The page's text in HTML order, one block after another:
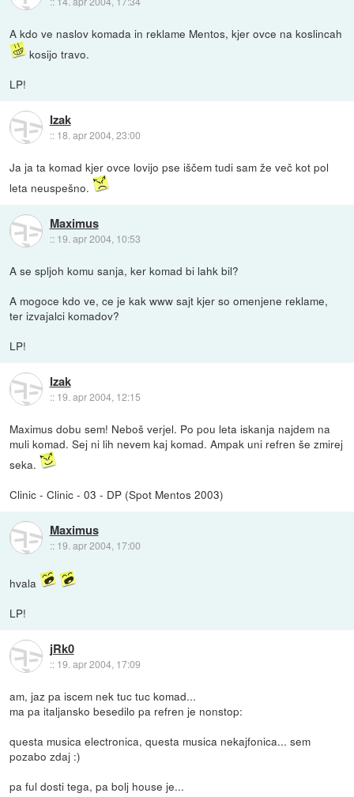
A kdo ve naslov komada in reklame Mentos, kjer ovce na koslincah
kosijo travo.
LP!
Izak
:: 18. apr 2004, 23:00
Ja ja ta komad kjer ovce lovijo pse iščem tudi sam že več kot pol
leta neuspešno.
Maximus
:: 19. apr 2004, 10:53
A se spljoh komu sanja, ker komad bi lahk bil?
A mogoce kdo ve, ce je kak www sajt kjer so omenjene reklame,
ter izvajalci komadov?
LP!
Izak
:: 19. apr 2004, 12:15
Maximus dobu sem! Neboš verjel. Po pou leta iskanja najdem na
muli komad. Sej ni lih nevem kaj komad. Ampak uni refren še zmirej
seka.
Clinic - Clinic - 03 - DP (Spot Mentos 2003)
Maximus
:: 19. apr 2004, 17:00
hvala
LP!
jRk0
:: 19. apr 2004, 17:09
am, jaz pa iscem nek tuc tuc komad...
ma pa italjansko besedilo pa refren je nonstop:
questa musica electronica, questa musica nekajfonica... sem
pozabo zdaj :)
pa ful dosti tega, pa bolj house je...